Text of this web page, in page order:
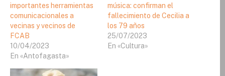
importantes herramientas
comunicacionales a
vecinas y vecinos de
FCAB
10/04/2023
En «Antofagasta»
música: confirman el
fallecimiento de Cecilia a
los 79 años
25/07/2023
En «Cultura»